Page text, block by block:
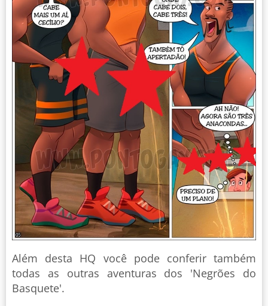
Além desta HQ você pode conferir também
todas as outras aventuras dos 'Negrões do
Basquete'.